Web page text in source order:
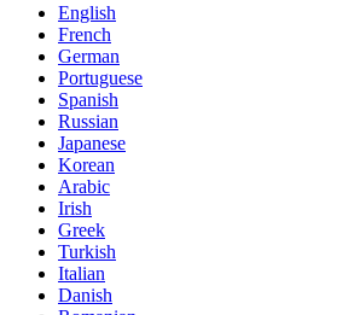
English
French
German
Portuguese
Spanish
Russian
Japanese
Korean
Arabic
Irish
Greek
Turkish
Italian
Danish